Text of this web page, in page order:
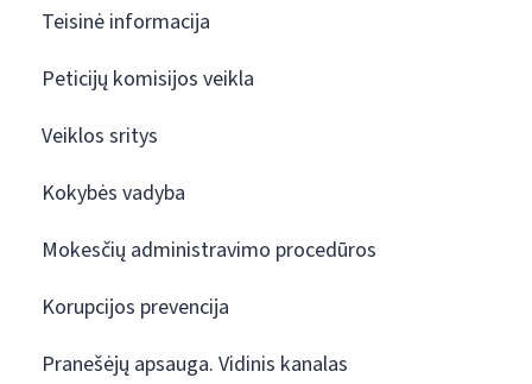
Teisinė informacija
Peticijų komisijos veikla
Veiklos sritys
Kokybės vadyba
Mokesčių administravimo procedūros
Korupcijos prevencija
Pranešėjų apsauga. Vidinis kanalas